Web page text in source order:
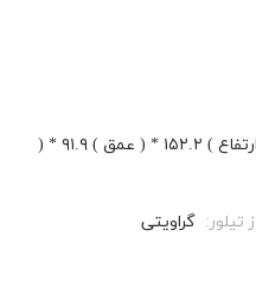
( ارتفاع ) ۱۵۲.۲ * ( عمق ) ۹۱.۹ * (
گراویتی